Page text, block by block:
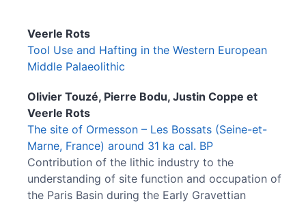
Veerle Rots
Tool Use and Hafting in the Western European
Middle Palaeolithic
Olivier Touzé, Pierre Bodu, Justin Coppe et
Veerle Rots
The site of Ormesson – Les Bossats (Seine-et-
Marne, France) around 31 ka cal. BP
Contribution of the lithic industry to the
understanding of site function and occupation of
the Paris Basin during the Early Gravettian